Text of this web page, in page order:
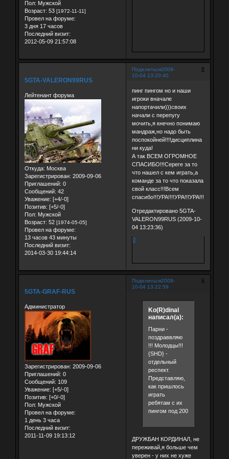
Пол: Мужской
Возраст: 53 [1972-11-11]
Провел на форуме:
3 дня 17 часов
Последний визит:
2012-05-09 21:57:08
Поделиться 8
2009-
10-04 13:20:40
5GTA-VALERON99RUS
Лейтенант форума
Откуда: Москва
Зарегистрирован: 2009-09-06
Приглашений: 0
Сообщений: 42
Уважение: [+4/-0]
Позитив: [+5/-0]
Пол: Мужской
Возраст: 52 [1974-05-05]
Провел на форуме:
13 часов 43 минуты
Последний визит:
2014-03-30 19:44:14
пинг пингом но и наши
игроки вначале
напортачили)))своих
начали с перепугу
мочить,я кнечно понимаю
мандраж,но надо быть
поспокойней!!!!дисциплина
ни куда!
А так ВСЕМ ОГРОМНОЕ
СПАСИБО!!!Сереге за то
что нашел с кем играть,а
команде за то что показала
свой класс!!!Всем
спасибо!!!УРА!!!!УРА!!!УРА!!!
Отредактировано 5GTA-
VALERON99RUS (2009-10-
04 13:23:36)
0
Поделиться 9
2009-
10-04 13:22:59
5GTA-GRAF-RUS
Администратор
Зарегистрирован: 2009-09-06
Приглашений: 0
Сообщений: 109
Уважение: [+5/-0]
Позитив: [+0/-0]
Пол: Мужской
Провел на форуме:
1 день 3 часа
Последний визит:
2011-11-09 19:13:12
Ko(R)dinal
написал(а):
Парни -
поздраввляю
!!! Молодцы!!!
{SHD} -
отдельный
респект.
Представляю,
как пришлось
играть
ребятам с их
пингом под 200
ДРУЖБАН КОРДИНАЛ, не
переживай,я больше чем
уверен - у них не хуже